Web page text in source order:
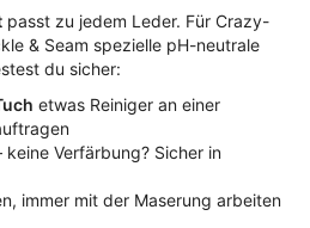
passt zu jedem Leder. Für Crazy-
& Seam spezielle pH-neutrale
du sicher:
etwas Reiniger an einer
Verfärbung? Sicher in
immer mit der Maserung arbeiten